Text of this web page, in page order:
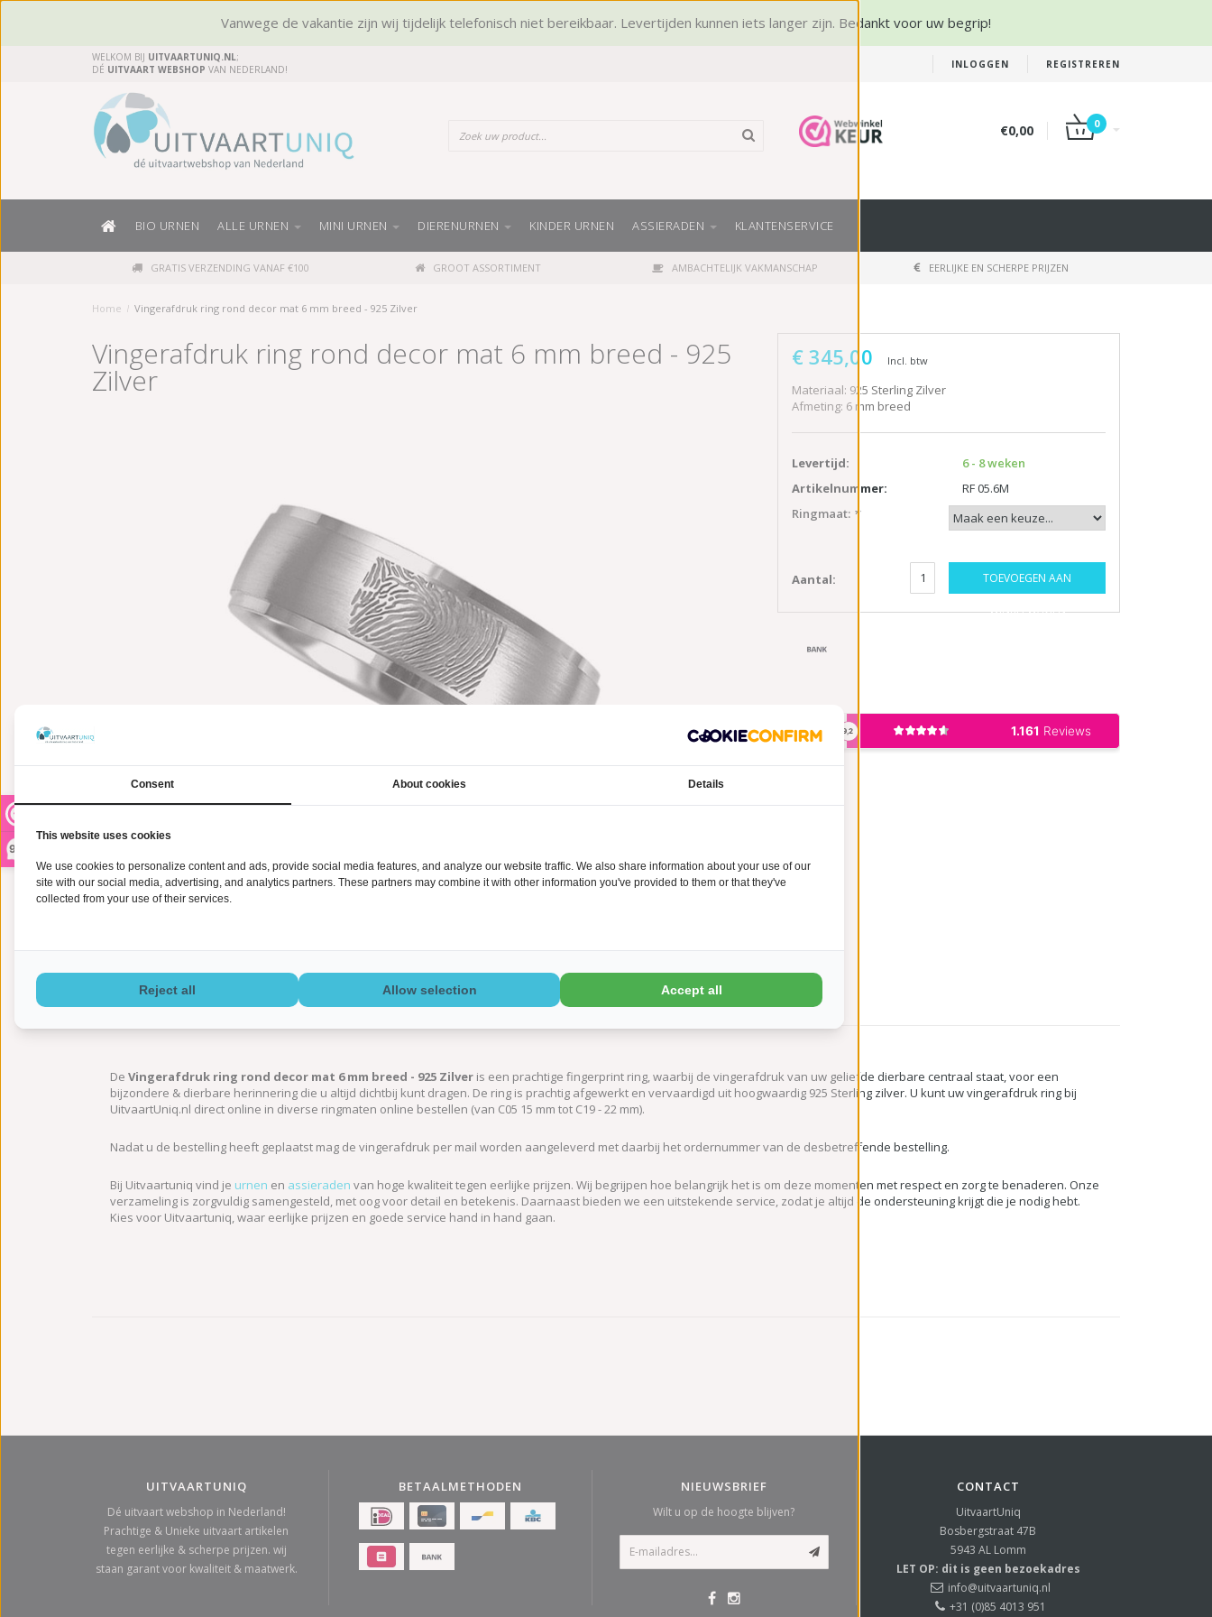
9,2
Vanwege de vakantie zijn wij tijdelijk telefonisch niet bereikbaar. Levertijden kunnen iets langer zijn. Bedankt voor uw begrip!
INLOGGEN REGISTREREN
WELKOM BIJ UITVAARTUNIQ.NL;
DÉ UITVAART WEBSHOP VAN NEDERLAND!
€0,00 0
BIO URNEN ALLE URNEN MINI URNEN DIERENURNEN KINDER URNEN ASSIERADEN KLANTENSERVICE
GRATIS VERZENDING VANAF €100 GROOT ASSORTIMENT AMBACHTELIJK VAKMANSCHAP EERLIJKE EN SCHERPE PRIJZEN
Home / Vingerafdruk ring rond decor mat 6 mm breed - 925 Zilver
Vingerafdruk ring rond decor mat 6 mm breed - 925
Zilver
€ 345,00 Incl. btw
Materiaal: 925 Sterling Zilver
Afmeting: 6 mm breed
Levertijd:
6 - 8 weken
Artikelnummer:
RF 05.6M
Ringmaat: *
Aantal: TOEVOEGEN AAN
WINKELWAGEN
Informatie
De Vingerafdruk ring rond decor mat 6 mm breed - 925 Zilver is een prachtige fingerprint ring, waarbij de vingerafdruk van uw geliefde dierbare centraal staat, voor een
bijzondere & dierbare herinnering die u altijd dichtbij kunt dragen. De ring is prachtig afgewerkt en vervaardigd uit hoogwaardig 925 Sterling zilver. U kunt uw vingerafdruk ring bij
UitvaartUniq.nl direct online in diverse ringmaten online bestellen (van C05 15 mm tot C19 - 22 mm).
Nadat u de bestelling heeft geplaatst mag de vingerafdruk per mail worden aangeleverd met daarbij het ordernummer van de desbetreffende bestelling.
Bij Uitvaartuniq vind je urnen en assieraden van hoge kwaliteit tegen eerlijke prijzen. Wij begrijpen hoe belangrijk het is om deze momenten met respect en zorg te benaderen. Onze
verzameling is zorgvuldig samengesteld, met oog voor detail en betekenis. Daarnaast bieden we een uitstekende service, zodat je altijd de ondersteuning krijgt die je nodig hebt.
Kies voor Uitvaartuniq, waar eerlijke prijzen en goede service hand in hand gaan.
UITVAARTUNIQ
Dé uitvaart webshop in Nederland!
Prachtige & Unieke uitvaart artikelen
tegen eerlijke & scherpe prijzen. wij
staan garant voor kwaliteit & maatwerk.
BETAALMETHODEN NIEUWSBRIEF
Wilt u op de hoogte blijven?
CONTACT
UitvaartUniq
Bosbergstraat 47B
5943 AL Lomm
LET OP: dit is geen bezoekadres
info@uitvaartuniq.nl
+31 (0)85 4013 951
Consent About cookies Details
This website uses cookies
We use cookies to personalize content and ads, provide social media features, and analyze our website traffic. We also share information about your use of our
site with our social media, advertising, and analytics partners. These partners may combine it with other information you've provided to them or that they've
collected from your use of their services.
Reject all Allow selection Accept all